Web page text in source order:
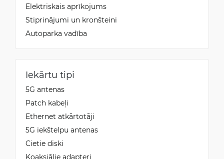
Elektriskais aprīkojums
Stiprinājumi un kronšteini
Autoparka vadība
Iekārtu tipi
5G antenas
Patch kabeļi
Ethernet atkārtotāji
5G iekštelpu antenas
Cietie diski
Koaksiālie adapteri